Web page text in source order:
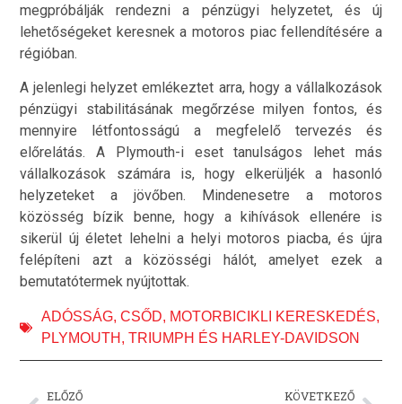
megpróbálják rendezni a pénzügyi helyzetet, és új
lehetőségeket keresnek a motoros piac fellendítésére a
régióban.
A jelenlegi helyzet emlékeztet arra, hogy a vállalkozások
pénzügyi stabilitásának megőrzése milyen fontos, és
mennyire létfontosságú a megfelelő tervezés és
előrelátás. A Plymouth-i eset tanulságos lehet más
vállalkozások számára is, hogy elkerüljék a hasonló
helyzeteket a jövőben. Mindenesetre a motoros
közösség bízik benne, hogy a kihívások ellenére is
sikerül új életet lehelni a helyi motoros piacba, és újra
felépíteni azt a közösségi hálót, amelyet ezek a
bemutatótermek nyújtottak.
ADÓSSÁG,CSŐD, MOTORBICIKLI KERESKEDÉS,
PLYMOUTH ,TRIUMPH ÉS HARLEY-DAVIDSON
ELŐZŐ KÖVETKEZŐ